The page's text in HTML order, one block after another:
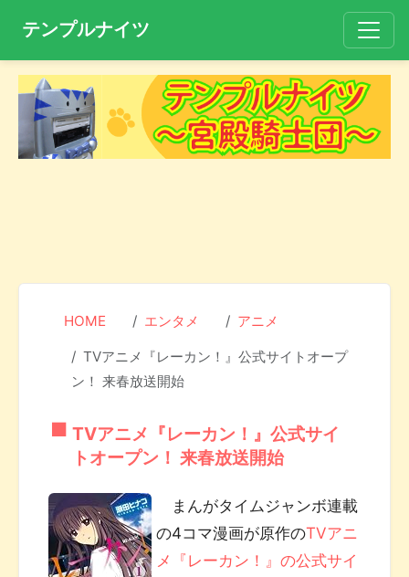
テンプルナイツ
HOME エンタメ アニメ
TVアニメ『レーカン！』公式サイトオープ
ン！ 来春放送開始
TVアニメ『レーカン！』公式サイ
トオープン！ 来春放送開始
まんがタイムジャンボ連載
の4コマ漫画が原作のTVアニ
メ『レーカン！』の公式サイ